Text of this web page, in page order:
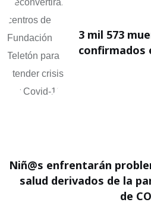
3 mil 573
confirmados
Niñ@s enfrentarán
salud derivados de la
de